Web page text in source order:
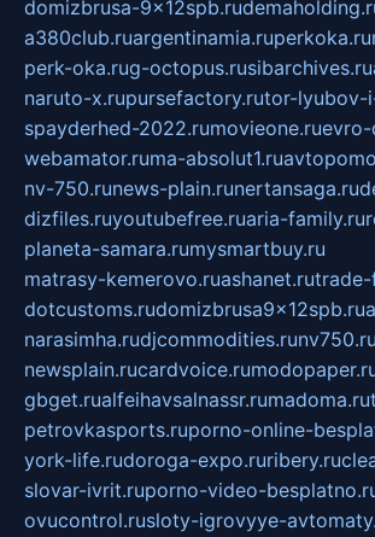
domizbrusa-9x12spb.ru
a380club.ruargentinamia.ruperkoka.ru
perk-oka.rug-octopus.rusibarchives.ru
naruto-x.rupursefactory.rutor-lyubov-
spayderhed-2022.rumovieone.ruevro-
webamator.ruma-absolut1.ru
nv-750.runews-plain.runertansaga.ru
dizfiles.ruyoutubefree.ruaria-family.ru
planeta-samara.rumysmartbuy.ru
matrasy-kemerovo.ruashanet.rutrade-
dotcustoms.rudomizbrusa9x12spb.ru
narasimha.rudjcommodities.runv750.ru
newsplain.rucardvoice.ru
gbget.rualfeihavsalnassr.rumadoma.ru
petrovkasports.ruporno-online-
york-life.rudoroga-expo.ruribery.ru
slovar-ivrit.ruporno-video-
ovucontrol.rusloty-igrovyye-